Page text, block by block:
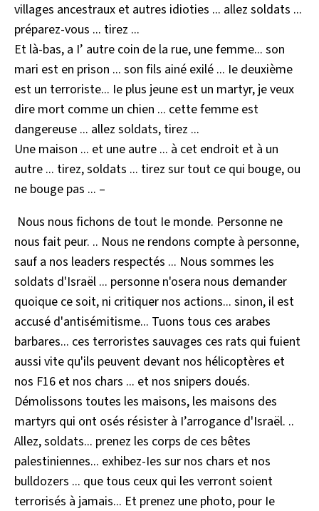
villages ancestraux et autres idioties ... allez soldats ...
préparez-vous ... tirez ...
Et là-bas, a I’ autre coin de la rue, une femme... son
mari est en prison ... son fils ainé exilé ... Ie deuxième
est un terroriste... Ie plus jeune est un martyr, je veux
dire mort comme un chien ... cette femme est
dangereuse ... allez soldats, tirez ...
Une maison ... et une autre ... à cet endroit et à un
autre ... tirez, soldats ... tirez sur tout ce qui bouge, ou
ne bouge pas ... –
Nous nous fichons de tout Ie monde. Personne ne
nous fait peur. .. Nous ne rendons compte à personne,
sauf a nos leaders respectés ... Nous sommes les
soldats d'Israël ... personne n'osera nous demander
quoique ce soit, ni critiquer nos actions... sinon, il est
accusé d'antisémitisme... Tuons tous ces arabes
barbares... ces terroristes sauvages ces rats qui fuient
aussi vite qu'ils peuvent devant nos hélicoptères et
nos F16 et nos chars ... et nos snipers doués.
Démolissons toutes les maisons, les maisons des
martyrs qui ont osés résister à I’arrogance d'Israël. ..
Allez, soldats... prenez les corps de ces bêtes
palestiniennes... exhibez-Ies sur nos chars et nos
bulldozers ... que tous ceux qui les verront soient
terrorisés à jamais... Et prenez une photo, pour Ie